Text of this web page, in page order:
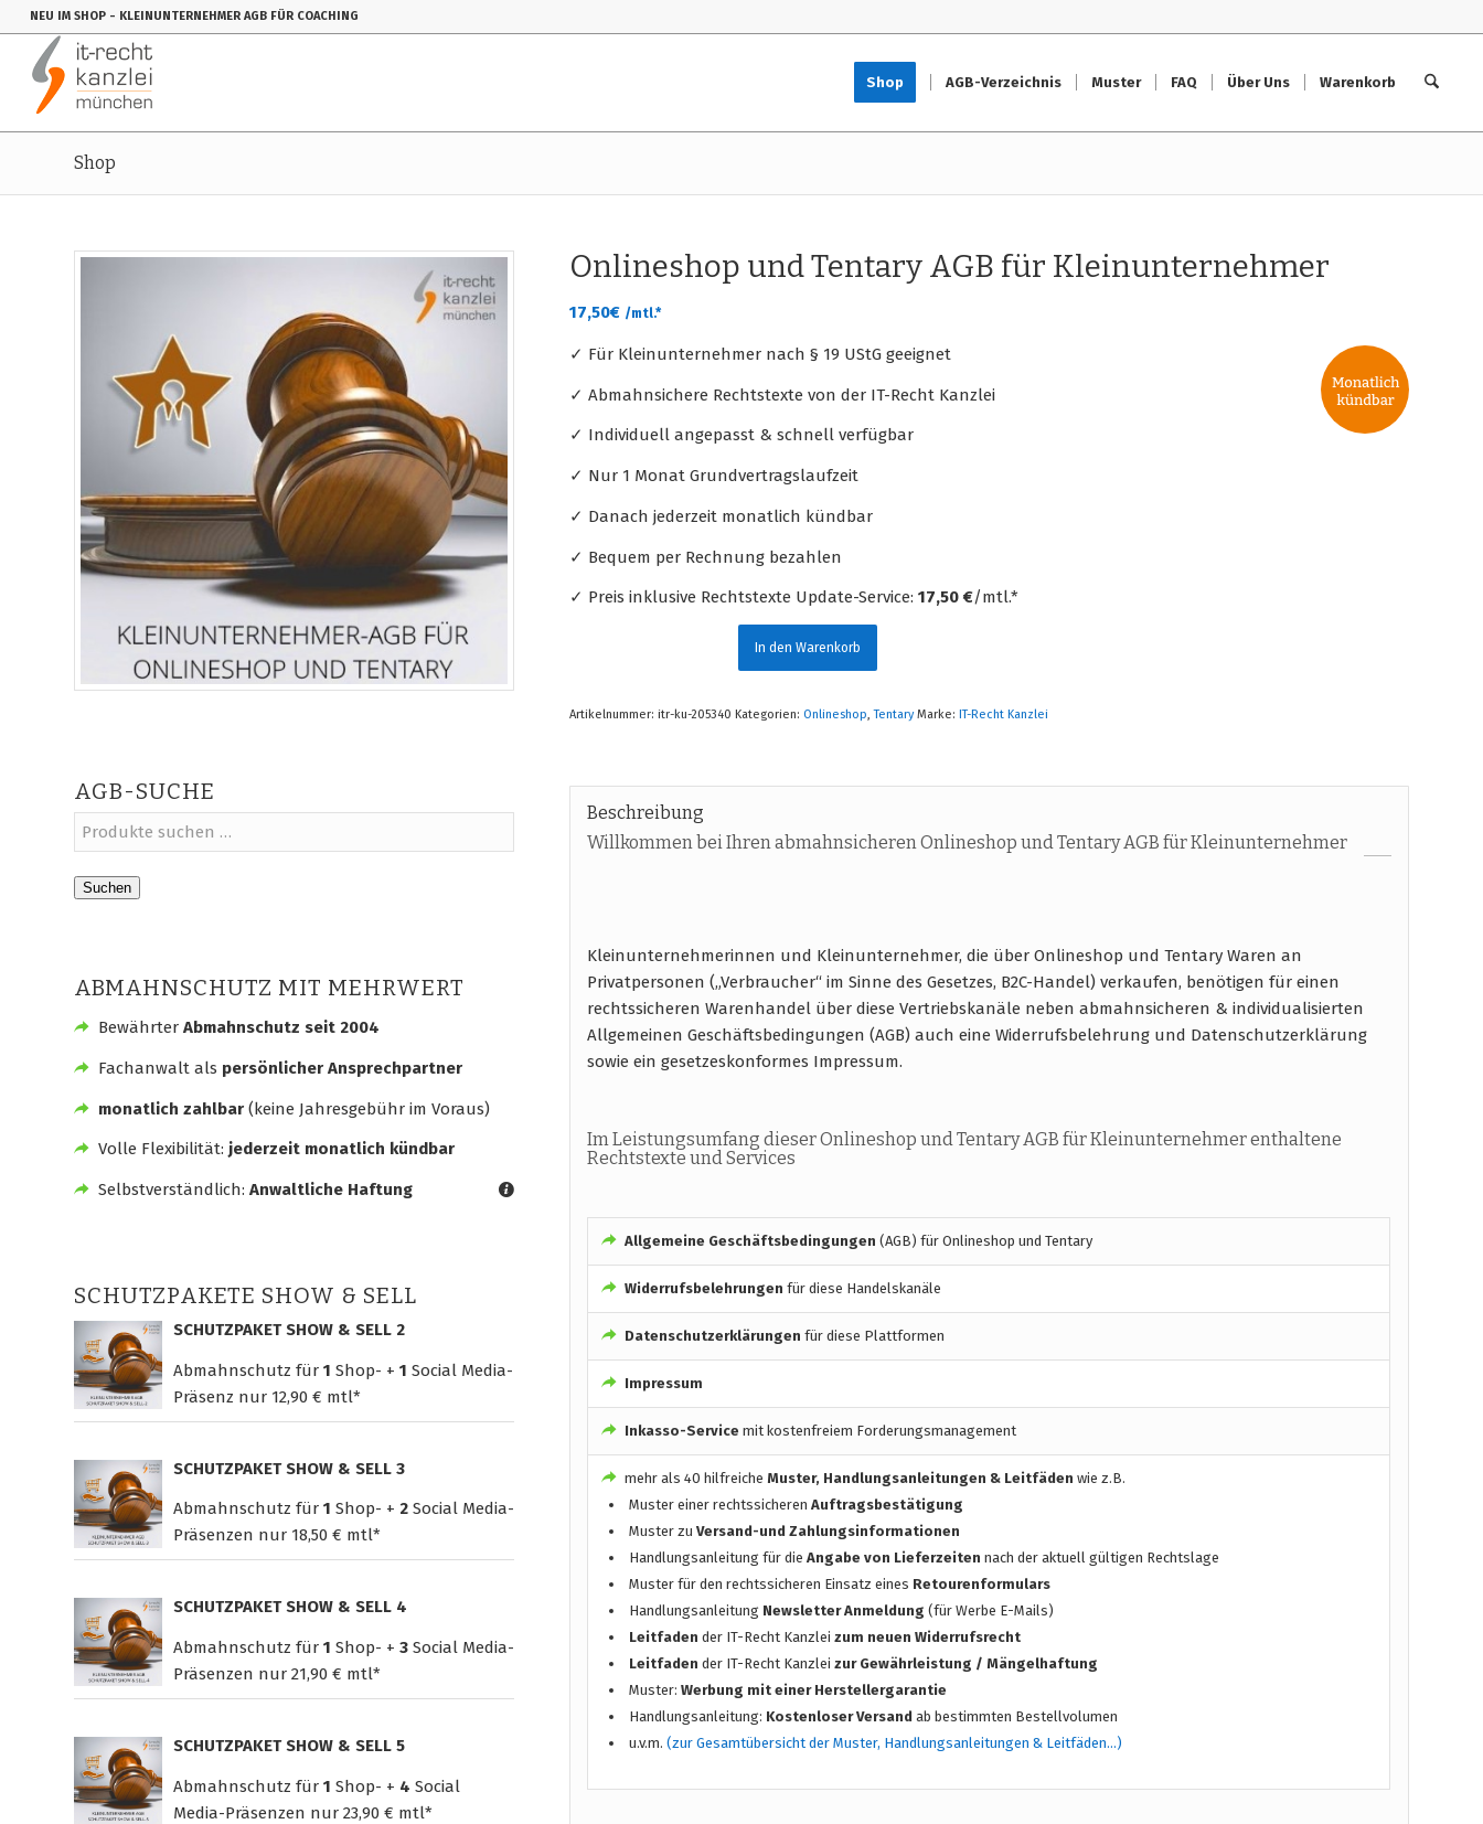
NEU IM SHOP - KLEINUNTERNEHMER AGB FÜR COACHING
Shop AGB-Verzeichnis Muster FAQ Über Uns Warenkorb
Shop
AGB-SUCHE
Suchen
ABMAHNSCHUTZ MIT MEHRWERT
BewährterAbmahnschutz seit 2004
Fachanwalt als persönlicher Ansprechpartner
monatlich zahlbar(keine Jahresgebühr im Voraus)
Volle Flexibilität: jederzeit monatlich kündbar
Selbstverständlich: Anwaltliche Haftung
SCHUTZPAKETE SHOW & SELL
SCHUTZPAKET SHOW & SELL 2
Abmahnschutz für 1 Shop- + 1 Social Media-
Präsenz nur 12,90 € mtl*
SCHUTZPAKET SHOW & SELL 3
Abmahnschutz für 1 Shop- + 2 Social Media-
Präsenzen nur 18,50 € mtl*
SCHUTZPAKET SHOW & SELL 4
Abmahnschutz für 1 Shop- + 3 Social Media-
Präsenzen nur 21,90 € mtl*
SCHUTZPAKET SHOW & SELL 5
Abmahnschutz für 1 Shop- + 4 Social
Media-Präsenzen nur 23,90 € mtl*
Onlineshop und Tentary AGB für Kleinunternehmer
17,50€ /mtl.*
✓ Für Kleinunternehmer nach § 19 UStG geeignet
✓ Abmahnsichere Rechtstexte von der IT-Recht Kanzlei
✓ Individuell angepasst & schnell verfügbar
✓ Nur 1 Monat Grundvertragslaufzeit
✓ Danach jederzeit monatlich kündbar
✓ Bequem per Rechnung bezahlen
✓ Preis inklusive Rechtstexte Update-Service:17,50 €/mtl.*
In den Warenkorb
Artikelnummer:itr-ku-205340 Kategorien:Onlineshop,Tentary Marke:IT-Recht Kanzlei
Beschreibung
Willkommen bei Ihren abmahnsicheren Onlineshop und Tentary AGB für Kleinunternehmer
Kleinunternehmerinnen und Kleinunternehmer, die über Onlineshop und Tentary Waren an
Privatpersonen („Verbraucher“ im Sinne des Gesetzes, B2C-Handel) verkaufen, benötigen für einen
rechtssicheren Warenhandel über diese Vertriebskanäle neben abmahnsicheren & individualisierten
Allgemeinen Geschäftsbedingungen (AGB) auch eine Widerrufsbelehrung und Datenschutzerklärung
sowie ein gesetzeskonformes Impressum.
Im Leistungsumfang dieser Onlineshop und Tentary AGB für Kleinunternehmer enthaltene
Rechtstexte und Services
Allgemeine Geschäftsbedingungen (AGB) für Onlineshop und Tentary
Widerrufsbelehrungen für diese Handelskanäle
Datenschutzerklärungen für diese Plattformen
Impressum
Inkasso-Service mit kostenfreiem Forderungsmanagement
mehr als 40 hilfreiche Muster, Handlungsanleitungen & Leitfäden wie z.B.
Muster einer rechtssicherenAuftragsbestätigung
Muster zuVersand-und Zahlungsinformationen
Handlungsanleitung für dieAngabe von Lieferzeiten nach der aktuell gültigen Rechtslage
Muster für den rechtssicheren Einsatz eines Retourenformulars
Handlungsanleitung Newsletter Anmeldung(für Werbe E-Mails)
Leitfaden der IT-Recht Kanzleizum neuen Widerrufsrecht
Leitfaden der IT-Recht Kanzleizur Gewährleistung / Mängelhaftung
Muster:Werbung mit einer Herstellergarantie
Handlungsanleitung: Kostenloser Versand ab bestimmten Bestellvolumen
u.v.m.(zur Gesamtübersicht der Muster, Handlungsanleitungen & Leitfäden…)